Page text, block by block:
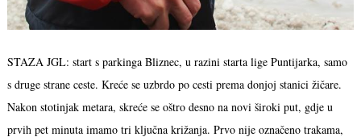
STAZA JGL: start s parkinga Bliznec, u razini starta lige Puntijarka, samo
s druge strane ceste. Kreće se uzbrdo po cesti prema donjoj stanici žičare.
Nakon stotinjak metara, skreće se oštro desno na novi široki put, gdje u
prvih pet minuta imamo tri ključna križanja. Prvo nije označeno trakama,